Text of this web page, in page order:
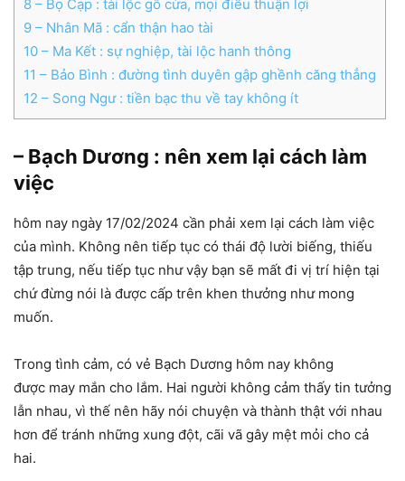
8 – Bọ Cạp : tài lộc gõ cửa, mọi điều thuận lợi
9 – Nhân Mã : cẩn thận hao tài
10 – Ma Kết : sự nghiệp, tài lộc hanh thông
11 – Bảo Bình : đường tình duyên gập ghềnh căng thẳng
12 – Song Ngư : tiền bạc thu về tay không ít
– Bạch Dương : nên xem lại cách làm
việc
hôm nay ngày 17/02/2024 cần phải xem lại cách làm việc
của mình. Không nên tiếp tục có thái độ lười biếng, thiếu
tập trung, nếu tiếp tục như vậy bạn sẽ mất đi vị trí hiện tại
chứ đừng nói là được cấp trên khen thưởng như mong
muốn.
Trong tình cảm, có vẻ Bạch Dương hôm nay không
được may mắn cho lắm. Hai người không cảm thấy tin tưởng
lẫn nhau, vì thế nên hãy nói chuyện và thành thật với nhau
hơn để tránh những xung đột, cãi vã gây mệt mỏi cho cả
hai.